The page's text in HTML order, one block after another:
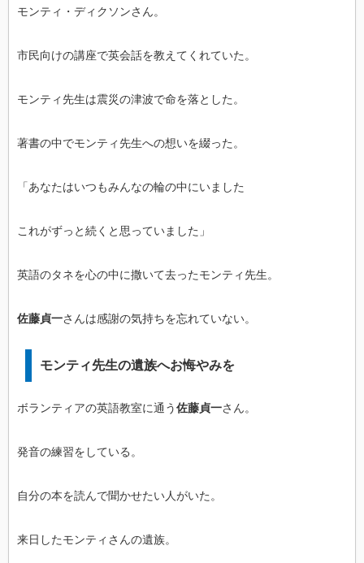
モンティ・ディクソンさん。
市民向けの講座で英会話を教えてくれていた。
モンティ先生は震災の津波で命を落とした。
著書の中でモンティ先生への想いを綴った。
「あなたはいつもみんなの輪の中にいました
これがずっと続くと思っていました」
英語のタネを心の中に撒いて去ったモンティ先生。
佐藤貞一さんは感謝の気持ちを忘れていない。
モンティ先生の遺族へお悔やみを
ボランティアの英語教室に通う佐藤貞一さん。
発音の練習をしている。
自分の本を読んで聞かせたい人がいた。
来日したモンティさんの遺族。